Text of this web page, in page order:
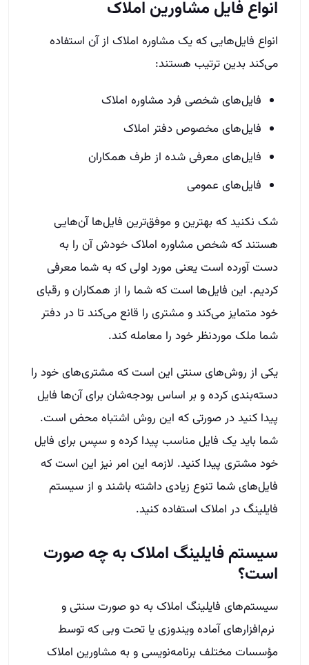
انواع فایل مشاورین املاک
انواع فایل‌هایی که یک مشاوره املاک از آن استفاده
می‌کند بدین ترتیب هستند:
فایل‌های شخصی فرد مشاوره املاک
فایل‌های مخصوص دفتر املاک
فایل‌های معرفی شده از طرف همکاران
فایل‌های عمومی
شک نکنید که بهترین و موفق‌ترین فایل‌ها آن‌هایی
هستند که شخص مشاوره املاک خودش آن را به
دست آورده است یعنی مورد اولی که به شما معرفی
کردیم. این فایل‌ها است که شما را از همکاران و رقبای
خود متمایز می‌کند و مشتری را قانع می‌کند تا در دفتر
شما ملک موردنظر خود را معامله کند.
یکی از روش‌های سنتی این است که مشتری‌های خود را
دسته‌بندی کرده و بر اساس بودجه‌شان برای آن‌ها فایل
پیدا کنید در صورتی که این روش اشتباه محض است.
شما باید یک فایل مناسب پیدا کرده و سپس برای فایل
خود مشتری پیدا کنید. لازمه این امر نیز این است که
فایل‌های شما تنوع زیادی داشته باشند و از سیستم
فایلینگ در املاک استفاده کنید.
سیستم فایلینگ املاک به چه صورت
است؟
سیستم‌های فایلینگ املاک به دو صورت سنتی و
نرم‌افزارهای آماده ویندوزی یا تحت وبی که توسط
مؤسسات مختلف برنامه‌نویسی و به مشاورین املاک